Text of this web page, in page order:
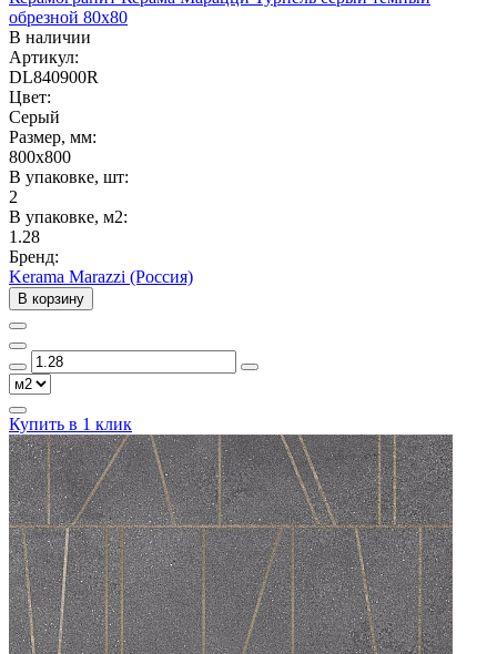
обрезной 80х80
В наличии
Артикул:
DL840900R
Цвет:
Серый
Размер, мм:
800x800
В упаковке, шт:
2
В упаковке, м2:
1.28
Бренд:
Kerama Marazzi (Россия)
В корзину
Купить в 1 клик